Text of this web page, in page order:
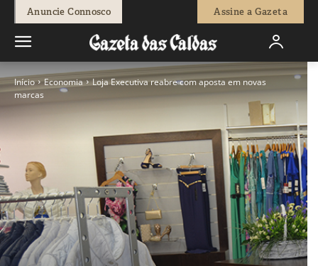
Anuncie Connosco Assine a Gazeta
Início Economia
Loja Executiva reabre com aposta em novas
marcas